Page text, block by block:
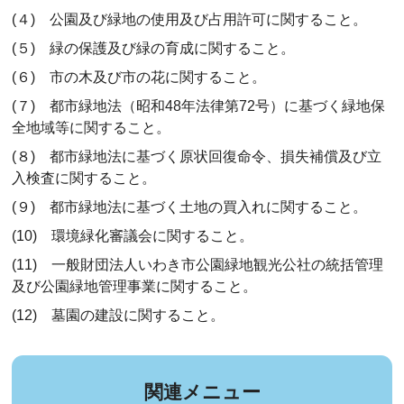
(４) 公園及び緑地の使用及び占用許可に関すること。
(５) 緑の保護及び緑の育成に関すること。
(６) 市の木及び市の花に関すること。
(７) 都市緑地法（昭和48年法律第72号）に基づく緑地保
全地域等に関すること。
(８) 都市緑地法に基づく原状回復命令、損失補償及び立
入検査に関すること。
(９) 都市緑地法に基づく土地の買入れに関すること。
(10) 環境緑化審議会に関すること。
(11) 一般財団法人いわき市公園緑地観光公社の統括管理
及び公園緑地管理事業に関すること。
(12) 墓園の建設に関すること。
関連メニュー